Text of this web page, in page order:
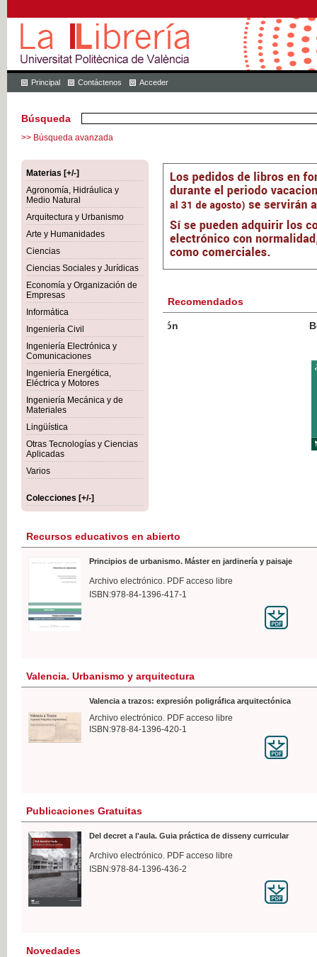
Principal Contáctenos Acceder
Búsqueda
>> Búsqueda avanzada
Materias [+/-]
Agronomía, Hidráulica y
Medio Natural
Arquitectura y Urbanismo
Arte y Humanidades
Ciencias
Ciencias Sociales y Jurídicas
Economía y Organización de
Empresas
Informática
Ingeniería Civil
Ingeniería Electrónica y
Comunicaciones
Ingeniería Energética,
Eléctrica y Motores
Ingeniería Mecánica y de
Materiales
Lingüística
Otras Tecnologías y Ciencias
Aplicadas
Varios
Colecciones [+/-]
Recomendados
Botánica Agroalimentaria
Recursos educativos en abierto
Principios de urbanismo. Máster en jardinería y paisaje
Archivo electrónico. PDF acceso libre
ISBN:978-84-1396-417-1
Valencia. Urbanismo y arquitectura
Valencia a trazos: expresión poligráfica arquitectónica
Archivo electrónico. PDF acceso libre
ISBN:978-84-1396-420-1
Publicaciones Gratuitas
Del decret a l'aula. Guia práctica de disseny curricular
Archivo electrónico. PDF acceso libre
ISBN:978-84-1396-436-2
Novedades